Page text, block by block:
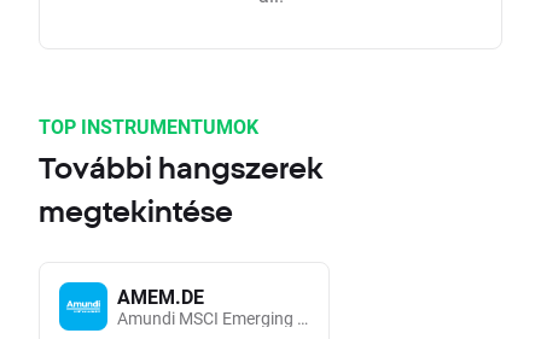
TOP INSTRUMENTUMOK
További hangszerek
megtekintése
AMEM.DE
Amundi MSCI Emerging Markets UCITS (Acc EUR)